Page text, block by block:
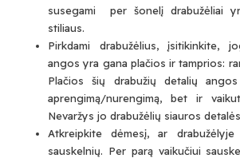
susegami per šonelį drabužėliai
stiliaus.
Pirkdami drabužėlius, įsitikinkite,
angos yra gana plačios ir tamprios:
Plačios šių drabužių detalių
aprengimą/nurengimą, bet ir
Nevaržys jo drabužėlių siauros
Atkreipkite dėmesį, ar
sauskelnių. Per parą vaikučiui